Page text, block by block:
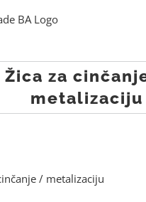
Žica za
metalizaciju